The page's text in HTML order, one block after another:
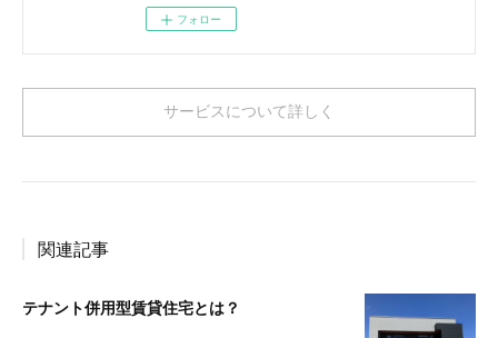
フォロー
サービスについて詳しく
関連記事
テナント併用型賃貸住宅とは？